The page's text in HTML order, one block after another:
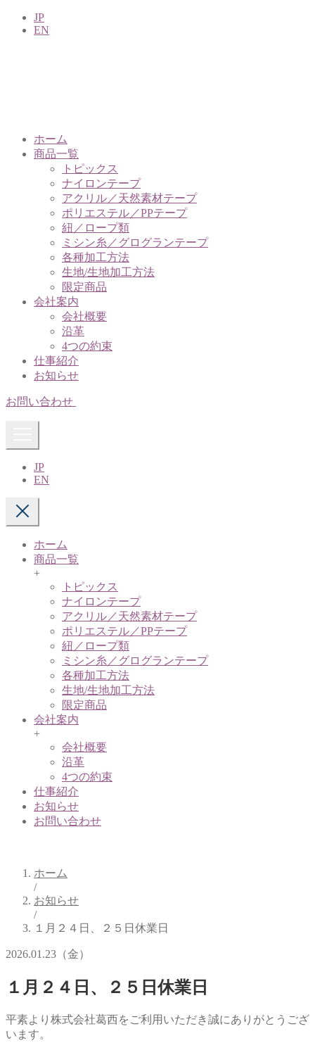
JP
EN
ホーム
商品一覧
トピックス
ナイロンテープ
アクリル／天然素材テープ
ポリエステル／PPテープ
紐／ロープ類
ミシン糸／グログランテープ
各種加工方法
生地/生地加工方法
限定商品
会社案内
会社概要
沿革
4つの約束
仕事紹介
お知らせ
お問い合わせ
JP
EN
ホーム
商品一覧
+
トピックス
ナイロンテープ
アクリル／天然素材テープ
ポリエステル／PPテープ
紐／ロープ類
ミシン糸／グログランテープ
各種加工方法
生地/生地加工方法
限定商品
会社案内
+
会社概要
沿革
4つの約束
仕事紹介
お知らせ
お問い合わせ
ホーム
/
お知らせ
/
１月２４日、２５日休業日
2026.01.23（金）
１月２４日、２５日休業日
平素より株式会社葛西をご利用いただき誠にありがとうござ
います。